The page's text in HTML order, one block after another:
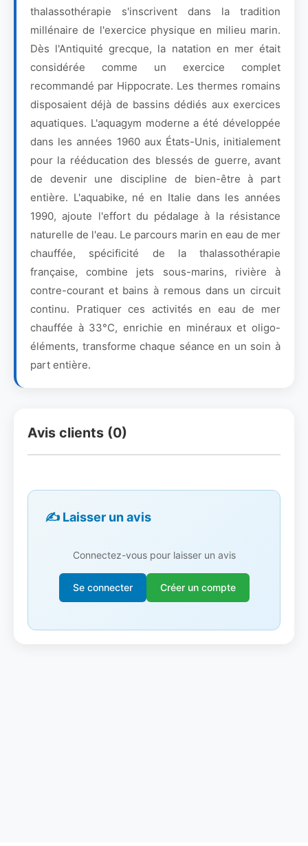
thalassothérapie s'inscrivent dans la tradition
millénaire de l'exercice physique en milieu marin.
Dès l'Antiquité grecque, la natation en mer était
considérée comme un exercice complet
recommandé par Hippocrate. Les thermes romains
disposaient déjà de bassins dédiés aux exercices
aquatiques. L'aquagym moderne a été développée
dans les années 1960 aux États-Unis, initialement
pour la rééducation des blessés de guerre, avant
de devenir une discipline de bien-être à part
entière. L'aquabike, né en Italie dans les années
1990, ajoute l'effort du pédalage à la résistance
naturelle de l'eau. Le parcours marin en eau de mer
chauffée, spécificité de la thalassothérapie
française, combine jets sous-marins, rivière à
contre-courant et bains à remous dans un circuit
continu. Pratiquer ces activités en eau de mer
chauffée à 33°C, enrichie en minéraux et oligo-
éléments, transforme chaque séance en un soin à
part entière.
Avis clients (0)
✍️ Laisser un avis
Connectez-vous pour laisser un avis
Se connecter Créer un compte